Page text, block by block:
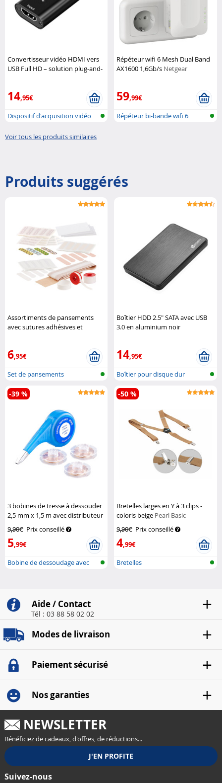
Convertisseur vidéo HDMI vers
USB Full HD – solution plug-and-
14,95€
Dispositif d'acquisition vidéo
Répéteur wifi 6 Mesh Dual Band
AX1600 1,6Gb/s Netgear
59,99€
Répéteur bi-bande wifi 6
Voir tous les produits similaires
Produits suggérés
Assortiments de pansements
avec sutures adhésives et
6,95€
Set de pansements
Boîtier HDD 2.5" SATA avec USB
3.0 en aluminium noir
14,95€
Boîtier pour disque dur
3 bobines de tresse à dessouder
2,5 mm x 1,5 m avec distributeur
9,90€ Prix conseillé
5,99€
-39 %
Bobine de dessoudage avec
Bretelles larges en Y à 3 clips -
coloris beige Pearl Basic
9,90€ Prix conseillé
4,99€
-50 %
Bretelles
Aide / Contact
Tél : 03 88 58 02 02
Modes de livraison
Paiement sécurisé
Nos garanties
NEWSLETTER
Bénéficiez de cadeaux, d'offres, de réductions...
Suivez-nous